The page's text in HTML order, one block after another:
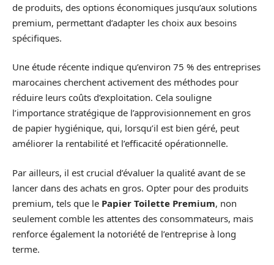
de produits, des options économiques jusqu’aux solutions
premium, permettant d’adapter les choix aux besoins
spécifiques.
Une étude récente indique qu’environ 75 % des entreprises
marocaines cherchent activement des méthodes pour
réduire leurs coûts d’exploitation. Cela souligne
l’importance stratégique de l’approvisionnement en gros
de papier hygiénique, qui, lorsqu’il est bien géré, peut
améliorer la rentabilité et l’efficacité opérationnelle.
Par ailleurs, il est crucial d’évaluer la qualité avant de se
lancer dans des achats en gros. Opter pour des produits
premium, tels que le Papier Toilette Premium, non
seulement comble les attentes des consommateurs, mais
renforce également la notoriété de l’entreprise à long
terme.